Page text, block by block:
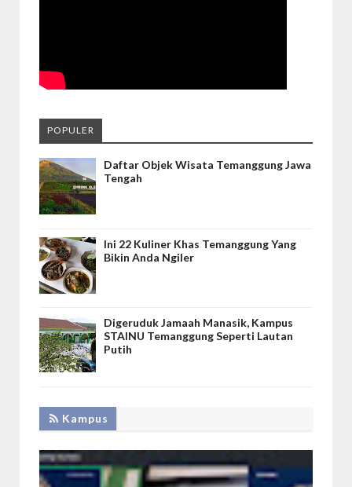
POPULER
Daftar Objek Wisata Temanggung Jawa
Tengah
Ini 22 Kuliner Khas Temanggung Yang
Bikin Anda Ngiler
Digeruduk Jamaah Manasik, Kampus
STAINU Temanggung Seperti Lautan
Putih
Kampus